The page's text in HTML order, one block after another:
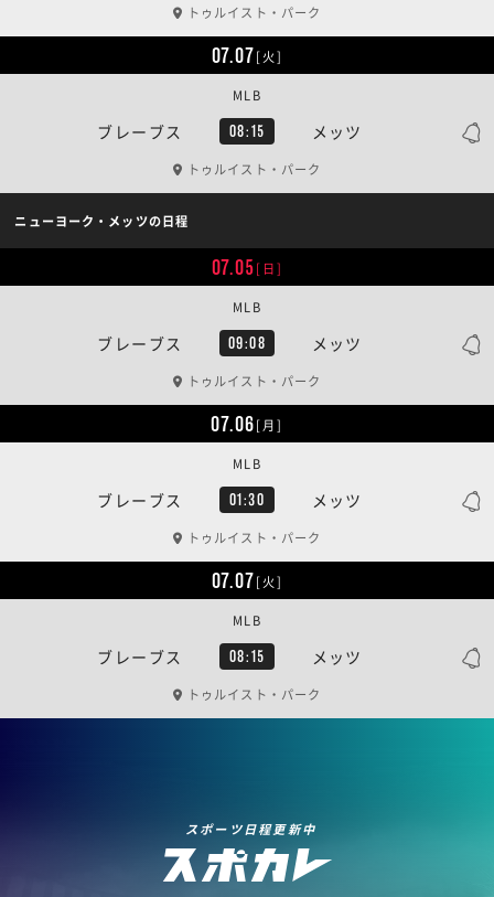
トゥルイスト・パーク
07.07[火]
ブレーブス 08:15 メッツ
MLB
トゥルイスト・パーク
ニューヨーク・メッツの日程
07.05[日]
ブレーブス 09:08 メッツ
MLB
トゥルイスト・パーク
07.06[月]
ブレーブス 01:30 メッツ
MLB
トゥルイスト・パーク
07.07[火]
ブレーブス 08:15 メッツ
MLB
トゥルイスト・パーク
スポーツ日程更新中